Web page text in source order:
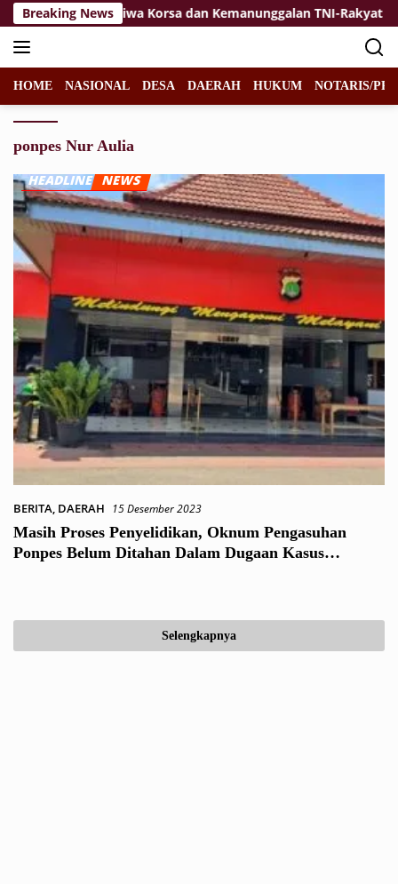
Langsung
ke
konten
Breaking NewsJiwa Korsa dan Kemanunggalan TNI-Rakyat Jadi
HOME NASIONAL DESA DAERAH HUKUM NOTARIS/
ponpes Nur Aulia
BERITA, DAERAH 15 Desember 2023
Masih Proses Penyelidikan, Oknum Pengasuhan
Ponpes Belum Ditahan Dalam Dugaan Kasus
Selengkapnya